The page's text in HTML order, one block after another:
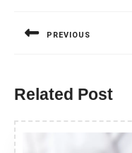
PREVIOUS
Related Post